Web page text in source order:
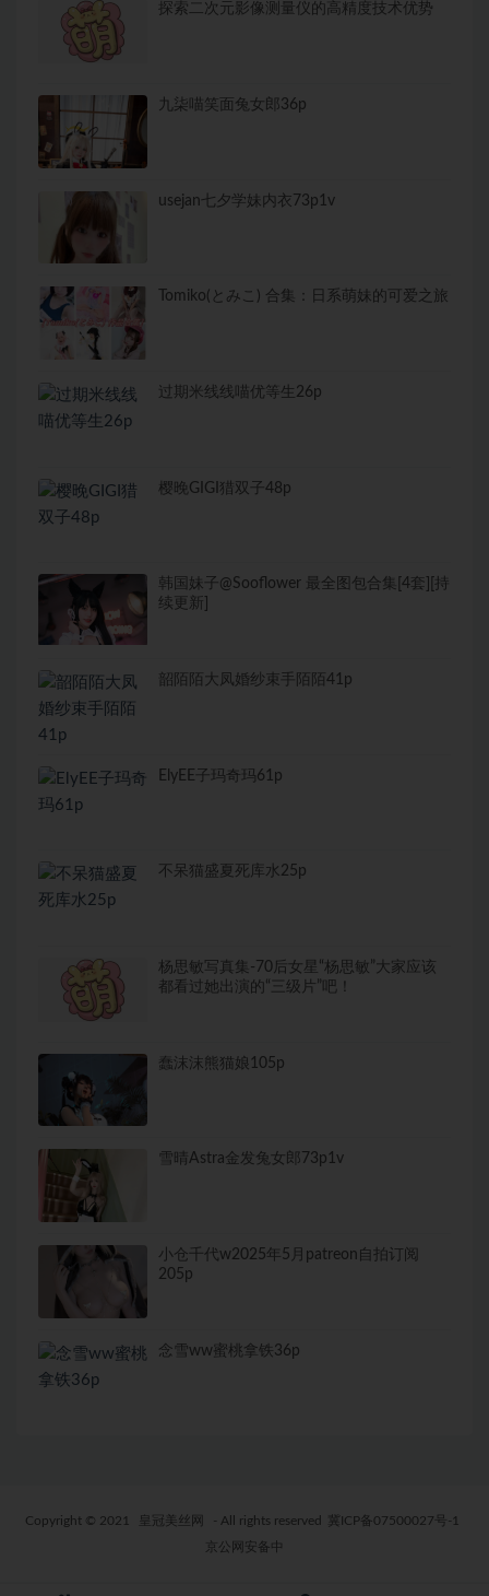
探索二次元影像测量仪的高精度技术优势
九柒喵笑面兔女郎36p
usejan七夕学妹内衣73p1v
Tomiko(とみこ) 合集：日系萌妹的可爱之旅
过期米线线喵优等生26p
樱晚GIGI猎双子48p
韩国妹子@Sooflower 最全图包合集[4套][持
续更新]
韶陌陌大凤婚纱束手陌陌41p
ElyEE子玛奇玛61p
不呆猫盛夏死库水25p
杨思敏写真集-70后女星“杨思敏”大家应该
都看过她出演的“三级片”吧！
蠢沫沫熊猫娘105p
雪晴Astra金发兔女郎73p1v
小仓千代w2025年5月patreon自拍订阅
205p
念雪ww蜜桃拿铁36p
Copyright © 2021 皇冠美丝网 - All rights reserved
冀ICP备07500027号-1
京公网安备中